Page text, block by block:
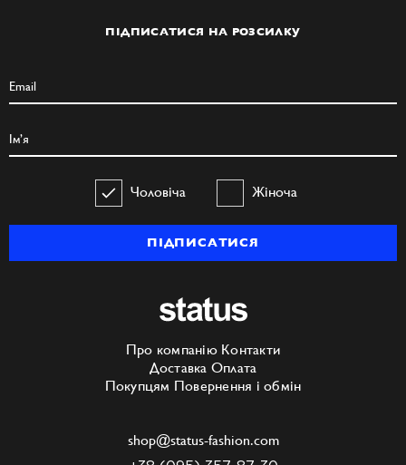
ПІДПИСАТИСЯ НА РОЗСИЛКУ
Чоловіча Жіноча
ПІДПИСАТИСЯ
Про компанію Контакти
Доставка Оплата
Покупцям Повернення і обмін
shop@status-fashion.com